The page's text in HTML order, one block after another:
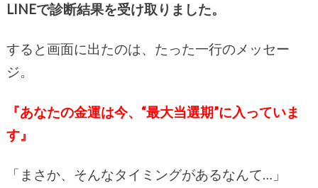
LINEで診断結果を受け取りました。
すると画面に出たのは、たった一行のメッセー
ジ。
『あなたの金運は今、“最大当選期”に入っていま
す』
「まさか、そんなタイミングがあるなんて…」